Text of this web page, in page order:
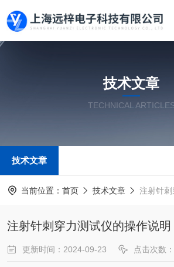
技术文章
TECHNICAL
技术文章
当前位置： 首页 技术文章 注射针
注射针刺穿力测试仪的操作说明
更新时间：2024-09-23 点击次数